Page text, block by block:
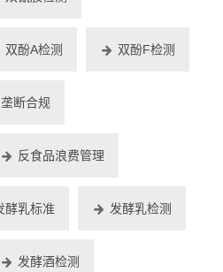
双酚A检测 双酚F检测
断合规
反食品浪费管理
酵乳标准 发酵乳检测
发酵酒检测